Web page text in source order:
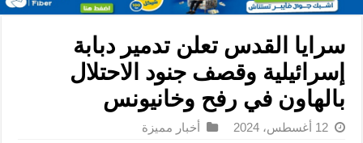
سرايا القدس تعلن تدمير دبابة
إسرائيلية وقصف جنود الاحتلال
بالهاون في رفح وخانيونس
12 أغسطس، 2024 أخبار مميزة